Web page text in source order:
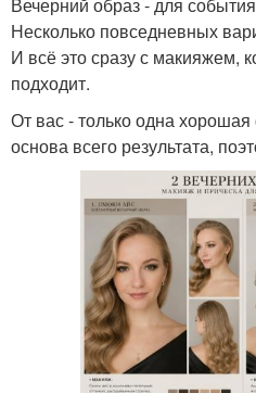
Вечерний образ - для
Несколько повседневных
И всё это сразу с макияжем,
подходит.
От вас - только одна
основа всего результата,